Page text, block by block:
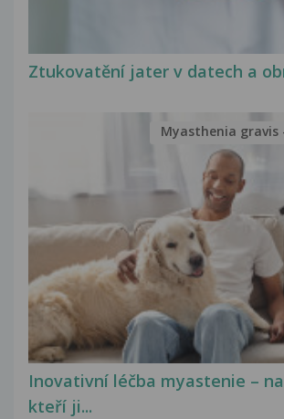
Ztukovatění jater v datech a
Inovativní léčba myastenie –
kteří ji...
Myasthenia gravis